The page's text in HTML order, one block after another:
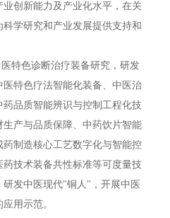
创新能力及产业化水平，在关
学研究和产业发展提供支持和
特色诊断治疗装备研究，研发
特色疗法智能化装备、中医治
品质智能辨识与控制工程化技
产与品质保障、中药饮片智能
制造核心工艺数字化与智能控
技术装备共性标准等可度量技
发中医现代"铜人"，开展中医
用示范。